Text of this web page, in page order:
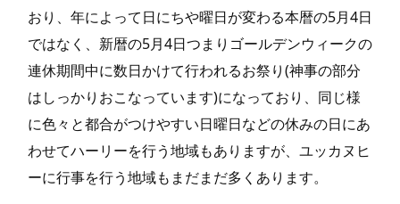
おり、年によって日にちや曜日が変わる本暦の5月4日
ではなく、新暦の5月4日つまりゴールデンウィークの
連休期間中に数日かけて行われるお祭り(神事の部分
はしっかりおこなっています)になっており、同じ様
に色々と都合がつけやすい日曜日などの休みの日にあ
わせてハーリーを行う地域もありますが、ユッカヌヒ
ーに行事を行う地域もまだまだ多くあります。